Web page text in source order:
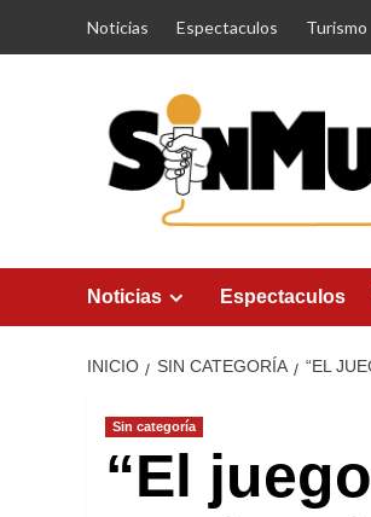
Noticias Espectaculos Turismo
Noticias Espectaculos
INICIO SIN CATEGORÍA “EL
Sin categoría
“El